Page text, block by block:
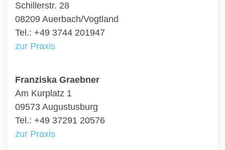
Schillerstr. 28
08209 Auerbach/Vogtland
Tel.: +49 3744 201947
zur Praxis
Franziska Graebner
Am Kurplatz 1
09573 Augustusburg
Tel.: +49 37291 20576
zur Praxis